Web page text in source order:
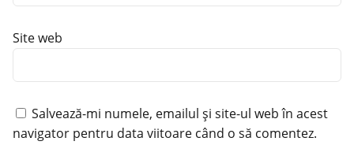
Site web
Salvează-mi numele, emailul și site-ul web în acest
navigator pentru data viitoare când o să comentez.